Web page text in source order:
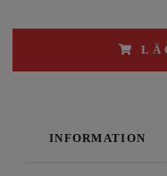
INFORMATION